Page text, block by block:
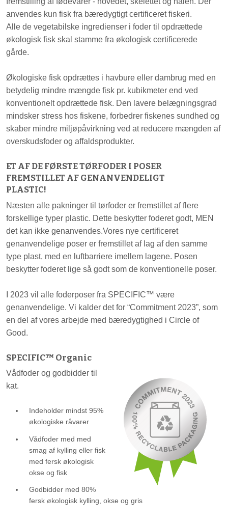
anvendes kun fisk fra bæredygtigt certificeret fiskeri.
Alle de vegetabilske ingredienser i foder til opdrættede
økologisk fisk skal stamme fra økologisk certificerede
gårde.
Økologiske fisk opdrættes i havbure eller dambrug med en
betydelig mindre mængde fisk pr. kubikmeter end ved
konventionelt opdrættede fisk. Den lavere belægningsgrad
mindsker stress hos fiskene, forbedrer fiskenes sundhed og
skaber mindre miljøpåvirkning ved at reducere mængden af
overskudsfoder og affaldsprodukter.
ET AF DE FØRSTE TØRFODER I POSER
FREMSTILLET AF GENANVENDELIGT
PLASTIC!
Næsten alle pakninger til tørfoder er fremstillet af flere
forskellige typer plastic. Dette beskytter foderet godt, MEN
det kan ikke genanvendes.Vores nye certificeret
genanvendelige poser er fremstillet af lag af den samme
type plast, med en luftbarriere imellem lagene. Posen
beskytter foderet lige så godt som de konventionelle poser.
I 2023 vil alle foderposer fra SPECIFIC™ være
genanvendelige. Vi kalder det for “Commitment 2023”, som
en del af vores arbejde med bæredygtighed i Circle of
Good.
SPECIFIC™ Organic
Vådfoder og godbidder til
kat.
Indeholder mindst 95%
økologiske råvarer
Vådfoder med med
smag af kylling eller fisk
med fersk økologisk
okse og fisk
Godbidder med 80%
fersk økologisk kylling, okse og gris